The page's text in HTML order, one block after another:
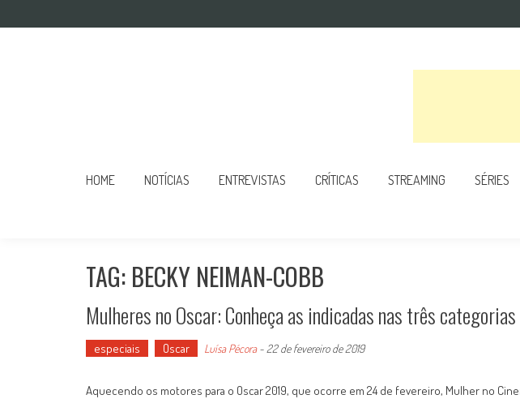
HOME NOTÍCIAS ENTREVISTAS CRÍTICAS STREAMING SÉRIES
TAG: BECKY NEIMAN-COBB
Mulheres no Oscar: Conheça as indicadas nas três
especiais Oscar Luísa Pécora- 22 de fevereiro de 2019
Aquecendo os motores para o Oscar 2019, que ocorre em 24 de fevereiro, Mulher no